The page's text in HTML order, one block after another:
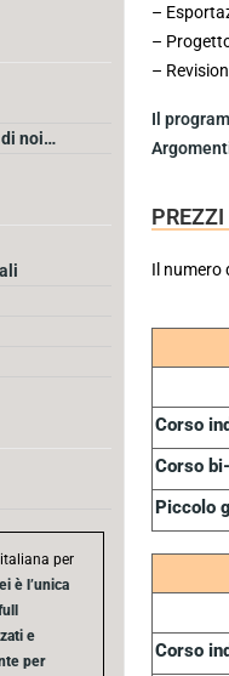
noi…
per
è l’unica
e
per
–
–
–
Il
PREZZI
Il numero
Corso
Corso
Piccolo
Corso